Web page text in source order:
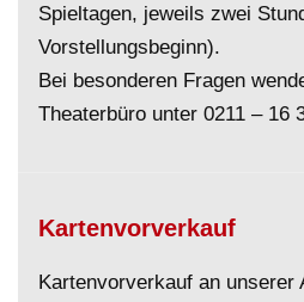
Spieltagen, jeweils zwei
Vorstellungsbeginn).
Bei besonderen Fragen
Theaterbüro unter0211 – 16
Kartenvorverkauf
Kartenvorverkauf an unserer